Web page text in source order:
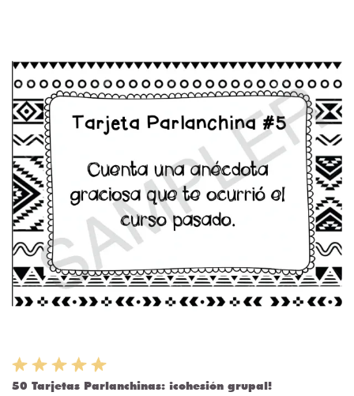
50 Tarjetas Parlanchinas: ¡cohesión grupal!